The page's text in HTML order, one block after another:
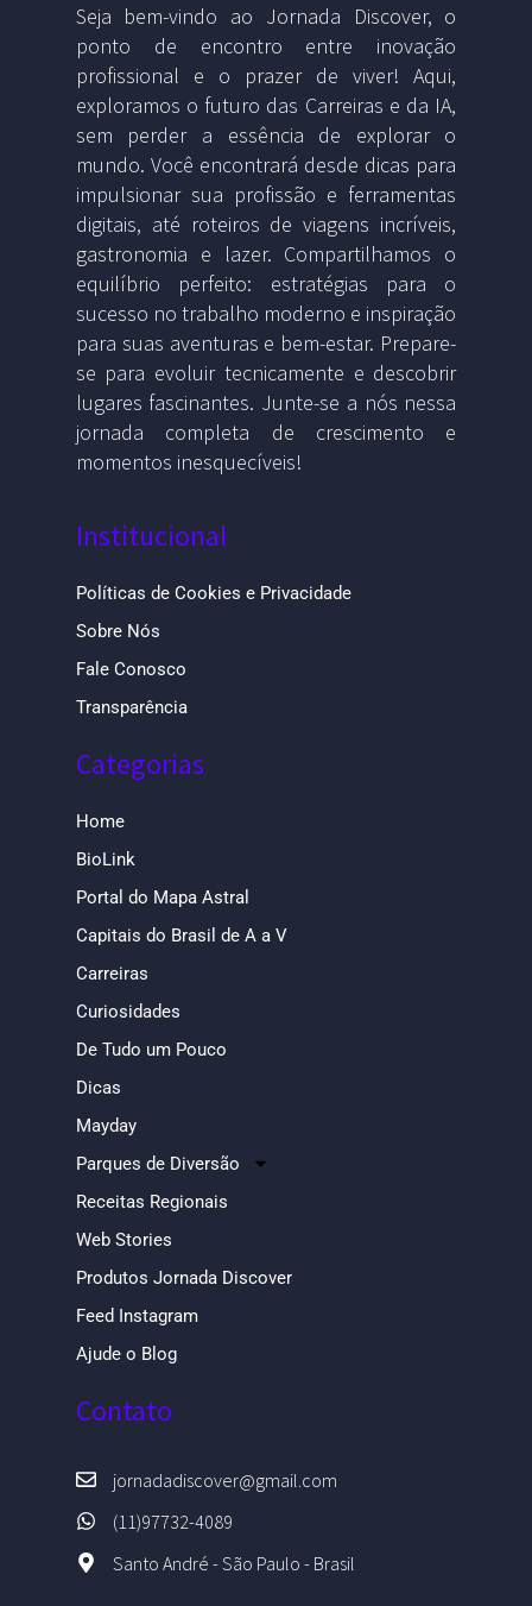
Seja bem-vindo ao Jornada Discover, o
ponto de encontro entre inovação
profissional e o prazer de viver! Aqui,
exploramos o futuro das Carreiras e da IA,
sem perder a essência de explorar o
mundo. Você encontrará desde dicas para
impulsionar sua profissão e ferramentas
digitais, até roteiros de viagens incríveis,
gastronomia e lazer. Compartilhamos o
equilíbrio perfeito: estratégias para o
sucesso no trabalho moderno e inspiração
para suas aventuras e bem-estar. Prepare-
se para evoluir tecnicamente e descobrir
lugares fascinantes. Junte-se a nós nessa
jornada completa de crescimento e
momentos inesquecíveis!
Institucional
Políticas de Cookies e Privacidade
Sobre Nós
Fale Conosco
Transparência
Categorias
Home
BioLink
Portal do Mapa Astral
Capitais do Brasil de A a V
Carreiras
Curiosidades
De Tudo um Pouco
Dicas
Mayday
Parques de Diversão
Receitas Regionais
Web Stories
Produtos Jornada Discover
Feed Instagram
Ajude o Blog
Contato
jornadadiscover@gmail.com
(11)97732-4089
Santo André - São Paulo - Brasil